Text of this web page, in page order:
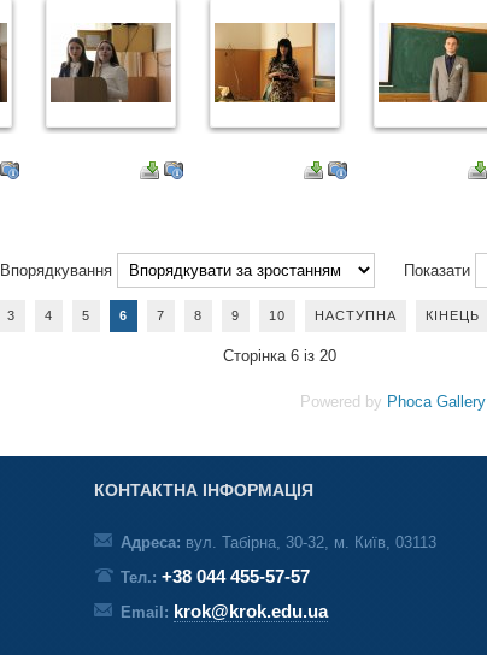
Впорядкування Показати
3 4 5 6 7 8 9 10 НАСТУПНА КІНЕЦЬ
Сторінка 6 із 20
Powered by Phoca Gallery
КОНТАКТНА ІНФОРМАЦІЯ
Адреса: вул. Табірна, 30-32, м. Київ, 03113
Тел.:+38 044 455-57-57
Email: krok@krok.edu.ua